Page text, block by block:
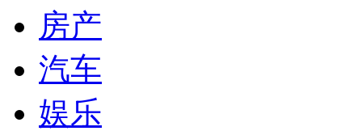
房产
汽车
娱乐